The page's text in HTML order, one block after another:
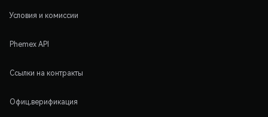
Условия и комиссии
Phemex API
Ссылки на контракты
Офиц.верификация